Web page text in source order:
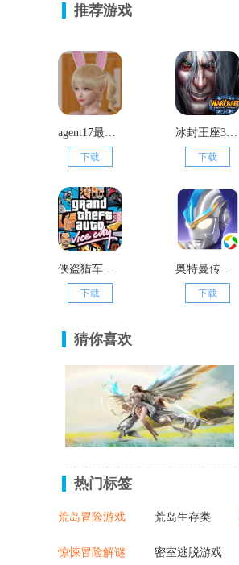
推荐游戏
agent17最新版本
下载
冰封王座3单机版
下载
侠盗猎车手罪恶都市电脑版
下载
奥特曼传奇英雄天诺奥传1.92存档版
下载
猜你喜欢
热门标签
荒岛冒险游戏 荒岛生存类
惊悚冒险解谜 密室逃脱游戏